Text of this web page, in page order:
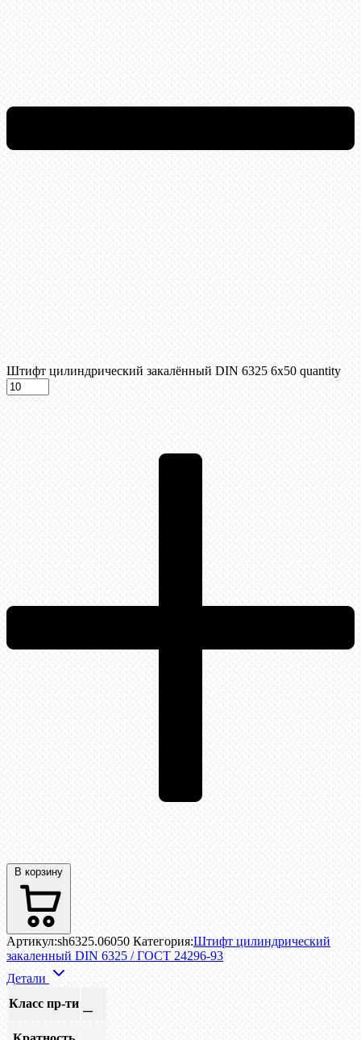
Штифт цилиндрический закалённый DIN 6325 6х50 quantity
В корзину
Артикул:sh6325.06050 Категория:Штифт цилиндрический
закаленный DIN 6325 / ГОСТ 24296-93
Детали
Класс пр-ти —